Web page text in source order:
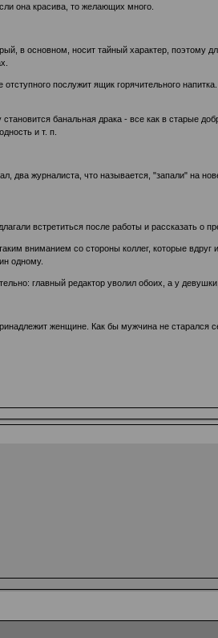
она красива, то желающих много.
в основном, носит тайный характер,
послужит ящик горячительного
банальная драка - все как в старые
и т. п.
два журналиста, что называется, "запали" на
встретиться после работы и рассказать о
вниманием со стороны коллег, которые
одному.
главный редактор уволил обоих, а у
женщине. Как бы мужчина не старался